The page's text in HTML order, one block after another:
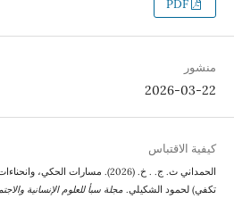
PDF
منشور
2026-03-22
كيفية الاقتباس
الحمداني ث. ج. . خ. (2026). مسارات
تكفي) لحمود الشكيلي.